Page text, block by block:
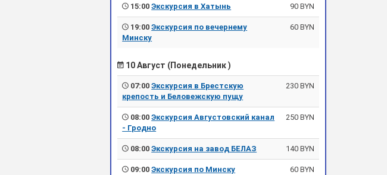
15:00Экскурсия в Хатынь 90 BYN
19:00Экскурсия по вечернему
Минску
60 BYN
10 Август (Понедельник )
07:00Экскурсия в Брестскую
крепость и Беловежскую пущу
230 BYN
08:00Экскурсия Августовский канал
- Гродно
250 BYN
08:00Экскурсия на завод БЕЛАЗ 140 BYN
09:00Экскурсия по Минску 60 BYN